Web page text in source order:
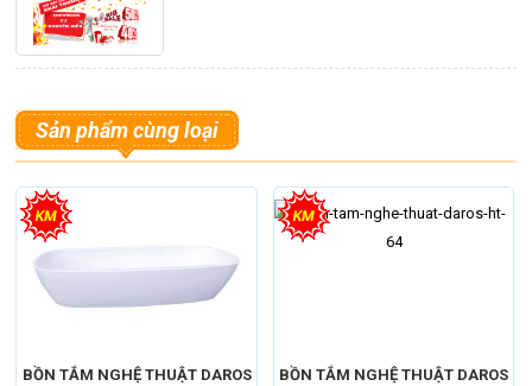
Sản phẩm cùng loại
BỒN TẮM NGHỆ THUẬT DAROS
BỒN TẮM NGHỆ THUẬT DAROS